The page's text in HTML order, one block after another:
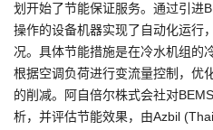
划开始了节能保证服务。通过引进
操作的设备机器实现了自动化运行
况。具体节能措施是在冷水机组的
根据空调负荷进行变流量控制，优
的削减。阿自倍尔株式会社对
析，并评估节能效果，由Azbil